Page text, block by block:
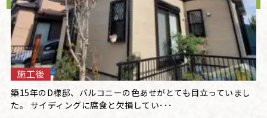
施工後
築15年のD様邸、バルコニーの色あせがとても目立っていまし
た。 サイディングに腐食と欠損してい･･･